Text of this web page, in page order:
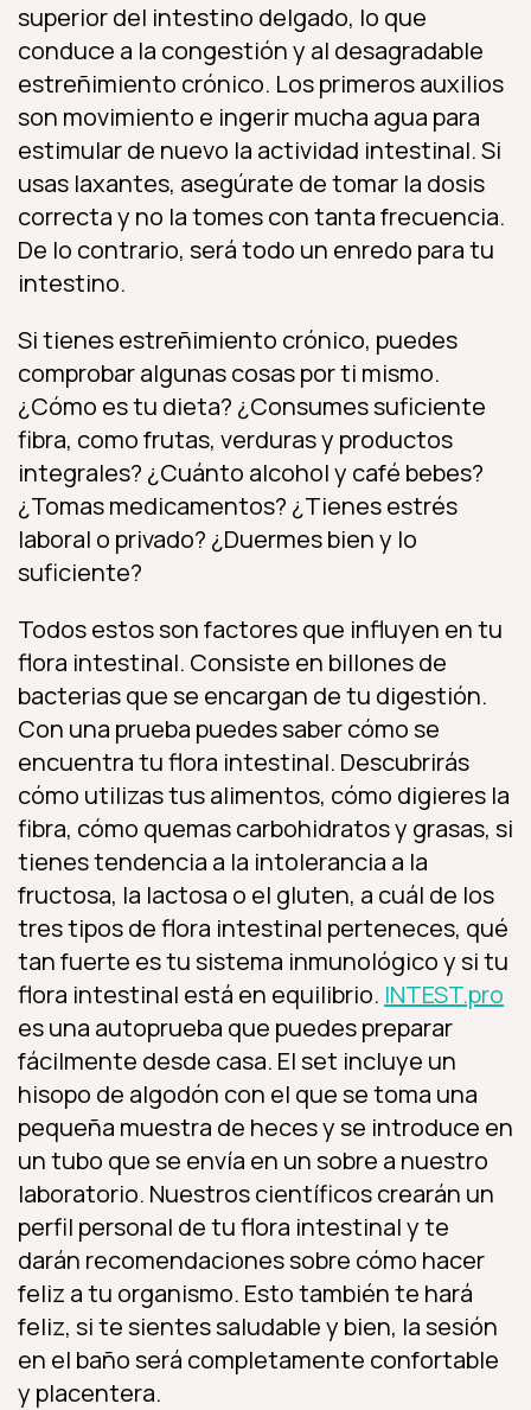
superior del intestino delgado, lo que
conduce a la congestión y al desagradable
estreñimiento crónico. Los primeros auxilios
son movimiento e ingerir mucha agua para
estimular de nuevo la actividad intestinal. Si
usas laxantes, asegúrate de tomar la dosis
correcta y no la tomes con tanta frecuencia.
De lo contrario, será todo un enredo para tu
intestino.
Si tienes estreñimiento crónico, puedes
comprobar algunas cosas por ti mismo.
¿Cómo es tu dieta? ¿Consumes suficiente
fibra, como frutas, verduras y productos
integrales? ¿Cuánto alcohol y café bebes?
¿Tomas medicamentos? ¿Tienes estrés
laboral o privado? ¿Duermes bien y lo
suficiente?
Todos estos son factores que influyen en tu
flora intestinal. Consiste en billones de
bacterias que se encargan de tu digestión.
Con una prueba puedes saber cómo se
encuentra tu flora intestinal. Descubrirás
cómo utilizas tus alimentos, cómo digieres la
fibra, cómo quemas carbohidratos y grasas, si
tienes tendencia a la intolerancia a la
fructosa, la lactosa o el gluten, a cuál de los
tres tipos de flora intestinal perteneces, qué
tan fuerte es tu sistema inmunológico y si tu
flora intestinal está en equilibrio. INTEST.pro
es una autoprueba que puedes preparar
fácilmente desde casa. El set incluye un
hisopo de algodón con el que se toma una
pequeña muestra de heces y se introduce en
un tubo que se envía en un sobre a nuestro
laboratorio. Nuestros científicos crearán un
perfil personal de tu flora intestinal y te
darán recomendaciones sobre cómo hacer
feliz a tu organismo. Esto también te hará
feliz, si te sientes saludable y bien, la sesión
en el baño será completamente confortable
y placentera.